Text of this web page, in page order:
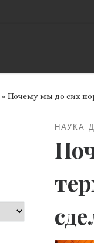
»Почему мы до сих
НАУКА